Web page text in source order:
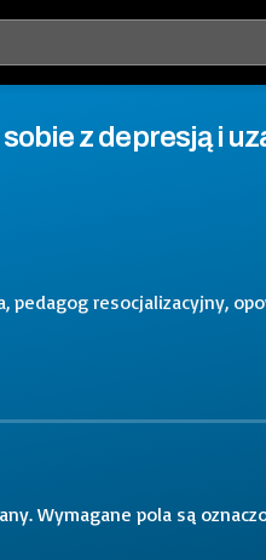
z depresją i
pedagog resocjalizacyjny,
Wymagane pola są